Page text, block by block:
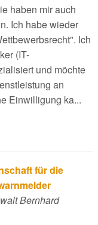
haben mir auch
Ich habe wieder
Ich
(IT-
und möchte
an
Einwilligung ka...
für die
Bernhard